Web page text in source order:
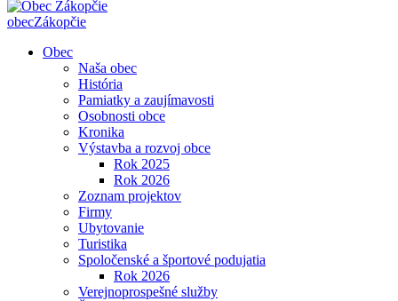
obecZákopčie
Obec
Naša obec
História
Pamiatky a zaujímavosti
Osobnosti obce
Kronika
Výstavba a rozvoj obce
Rok 2025
Rok 2026
Zoznam projektov
Firmy
Ubytovanie
Turistika
Spoločenské a športové podujatia
Rok 2026
Verejnoprospešné služby